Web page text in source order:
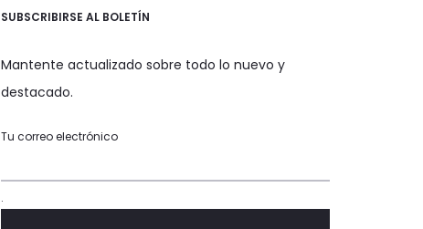
SUBSCRIBIRSE AL BOLETÍN
Mantente actualizado sobre todo lo nuevo y
destacado.
Tu correo electrónico
.